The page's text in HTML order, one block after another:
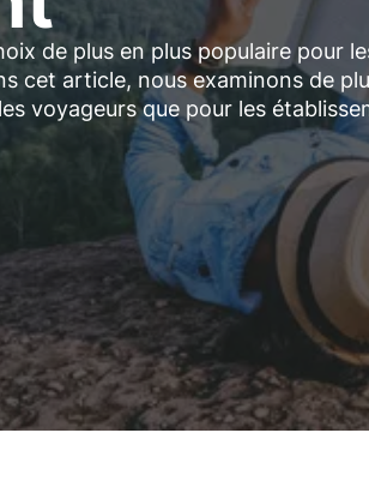
de plus en plus populaire pour
cet article, nous examinons de
voyageurs que pour les